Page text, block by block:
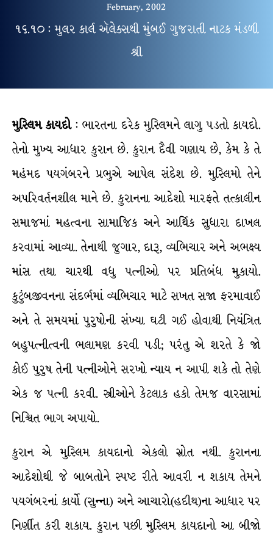
February, 2002
૧૬.૧૦ : મુલર કાર્લ ઍલેક્સથી મુંબઈ ગુજરાતી નાટક મંડળી
શ્રી
મુસ્લિમ કાયદો: ભારતના દરેક મુસ્લિમને લાગુ પડતો કાયદો.
તેનો મુખ્ય આધાર કુરાન છે. કુરાન દૈવી ગણાય છે, કેમ કે તે
મહંમદ પયગંબરને પ્રભુએ આપેલ સંદેશ છે. મુસ્લિમો તેને
અપરિવર્તનશીલ માને છે. કુરાનના આદેશો મારફતે તત્કાલીન
સમાજમાં મહત્વના સામાજિક અને આર્થિક સુધારા દાખલ
કરવામાં આવ્યા. તેનાથી જુગાર, દારૂ, વ્યભિચાર અને અભક્ષ્ય
માંસ તથા ચારથી વધુ પત્નીઓ પર પ્રતિબંધ મુકાયો.
કુટુંબજીવનના સંદર્ભમાં વ્યભિચાર માટે સખત સજા ફરમાવાઈ
અને તે સમયમાં પુરુષોની સંખ્યા ઘટી ગઈ હોવાથી નિયંત્રિત
બહુપત્નીત્વની ભલામણ કરવી પડી; પરંતુ એ શરતે કે જો
કોઈ પુરુષ તેની પત્નીઓને સરખો ન્યાય ન આપી શકે તો તેણે
એક જ પત્ની કરવી. સ્ત્રીઓને કેટલાક હકો તેમજ વારસામાં
નિશ્ચિત ભાગ અપાયો.
કુરાન એ મુસ્લિમ કાયદાનો એકલો સ્રોત નથી. કુરાનના
આદેશોથી જે બાબતોને સ્પષ્ટ રીતે આવરી ન શકાય તેમને
પયગંબરનાં કાર્યો (સુન્ના) અને આચારો(હદીથ)ના આધાર પર
નિર્ણીત કરી શકાય. કુરાન પછી મુસ્લિમ કાયદાનો આ બીજો